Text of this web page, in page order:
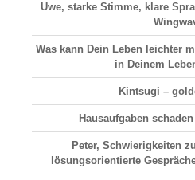
Uwe, starke Stimme, klare
Was kann Dein Leben leichter
in Deinem
Kintsugi –
Hausaufgaben
Peter, Schwierigkeiten
lösungsorientierte